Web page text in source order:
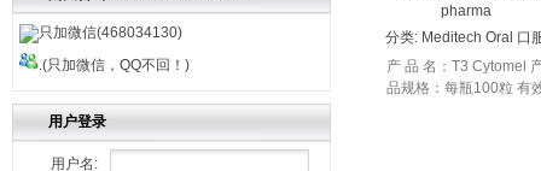
只加微信(468034130)
.(只加微信，QQ不回！)
用户登录
用户名:
pharma
分类: Meditech Oral 口
产 品 名：T3 Cytomel
品规格：每瓶100粒 有